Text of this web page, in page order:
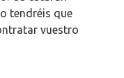
tendréis que
vuestro